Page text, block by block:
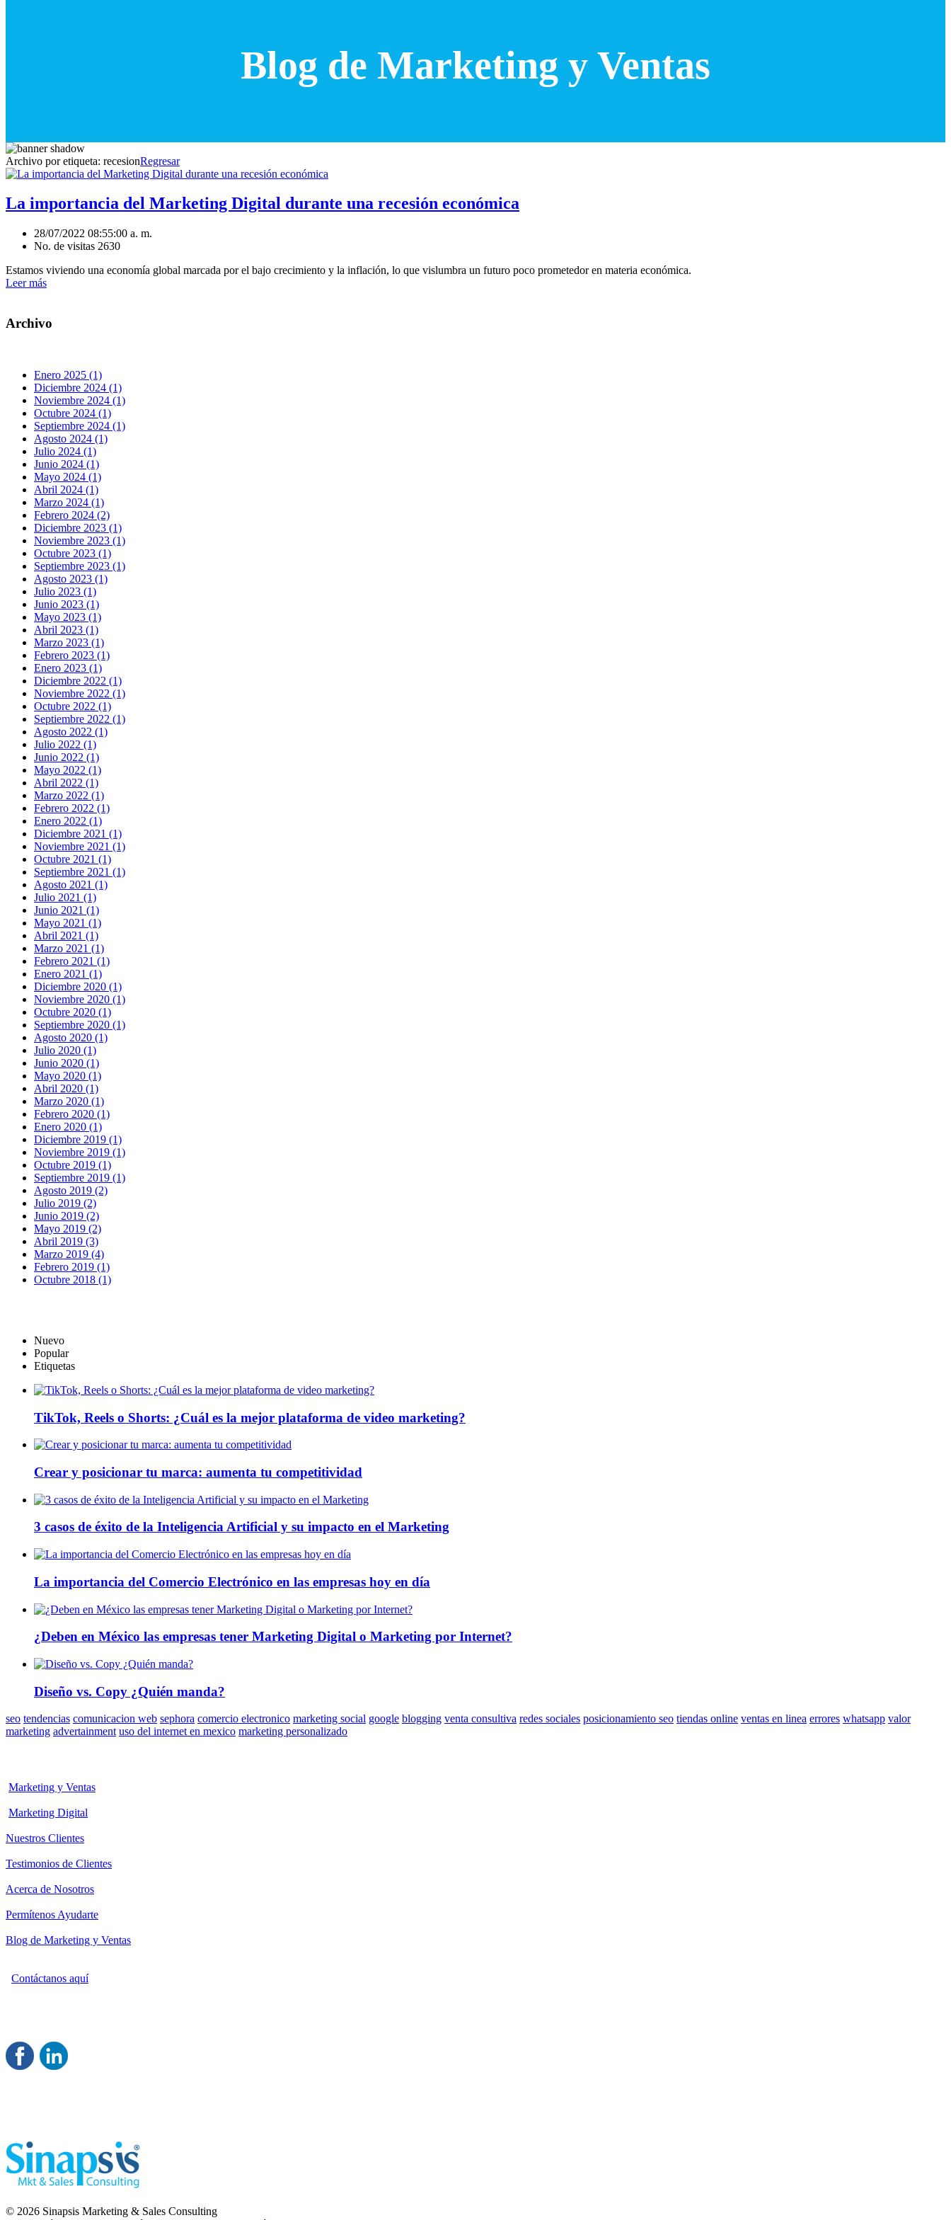
Blog de Marketing y Ventas
Archivo por etiqueta: recesionRegresar
La importancia del Marketing Digital durante una recesión económica
28/07/2022 08:55:00 a. m.
No. de visitas 2630
Estamos viviendo una economía global marcada por el bajo crecimiento y la inflación, lo que vislumbra un futuro poco prometedor en materia económica.
Leer más
Archivo
Enero 2025 (1)
Diciembre 2024 (1)
Noviembre 2024 (1)
Octubre 2024 (1)
Septiembre 2024 (1)
Agosto 2024 (1)
Julio 2024 (1)
Junio 2024 (1)
Mayo 2024 (1)
Abril 2024 (1)
Marzo 2024 (1)
Febrero 2024 (2)
Diciembre 2023 (1)
Noviembre 2023 (1)
Octubre 2023 (1)
Septiembre 2023 (1)
Agosto 2023 (1)
Julio 2023 (1)
Junio 2023 (1)
Mayo 2023 (1)
Abril 2023 (1)
Marzo 2023 (1)
Febrero 2023 (1)
Enero 2023 (1)
Diciembre 2022 (1)
Noviembre 2022 (1)
Octubre 2022 (1)
Septiembre 2022 (1)
Agosto 2022 (1)
Julio 2022 (1)
Junio 2022 (1)
Mayo 2022 (1)
Abril 2022 (1)
Marzo 2022 (1)
Febrero 2022 (1)
Enero 2022 (1)
Diciembre 2021 (1)
Noviembre 2021 (1)
Octubre 2021 (1)
Septiembre 2021 (1)
Agosto 2021 (1)
Julio 2021 (1)
Junio 2021 (1)
Mayo 2021 (1)
Abril 2021 (1)
Marzo 2021 (1)
Febrero 2021 (1)
Enero 2021 (1)
Diciembre 2020 (1)
Noviembre 2020 (1)
Octubre 2020 (1)
Septiembre 2020 (1)
Agosto 2020 (1)
Julio 2020 (1)
Junio 2020 (1)
Mayo 2020 (1)
Abril 2020 (1)
Marzo 2020 (1)
Febrero 2020 (1)
Enero 2020 (1)
Diciembre 2019 (1)
Noviembre 2019 (1)
Octubre 2019 (1)
Septiembre 2019 (1)
Agosto 2019 (2)
Julio 2019 (2)
Junio 2019 (2)
Mayo 2019 (2)
Abril 2019 (3)
Marzo 2019 (4)
Febrero 2019 (1)
Octubre 2018 (1)
Nuevo
Popular
Etiquetas
TikTok, Reels o Shorts: ¿Cuál es la mejor plataforma de video marketing?
Crear y posicionar tu marca: aumenta tu competitividad
3 casos de éxito de la Inteligencia Artificial y su impacto en el Marketing
La importancia del Comercio Electrónico en las empresas hoy en día
¿Deben en México las empresas tener Marketing Digital o Marketing por Internet?
Diseño vs. Copy ¿Quién manda?
seo tendencias comunicacion web sephora comercio electronico marketing social google blogging venta consultiva redes sociales posicionamiento seo tiendas online ventas en linea errores whatsapp valor
marketing advertainment uso del internet en mexico marketing personalizado
Marketing y Ventas
Marketing Digital
Nuestros Clientes
Testimonios de Clientes
Acerca de Nosotros
Permítenos Ayudarte
Blog de Marketing y Ventas
Contáctanos aquí
© 2026 Sinapsis Marketing & Sales Consulting